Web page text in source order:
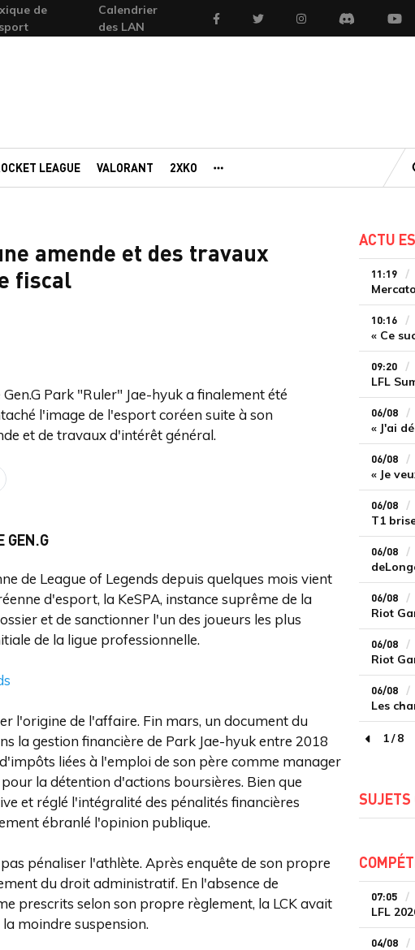
de
Calendrier
des LAN
FacebookTwitter InstagramDiscord
LEAGUE VALORANT 2XKO
amende et des travaux
fiscal
Park "Ruler" Jae-hyuk a finalement été
l'image de l'esport coréen suite à son
et de travaux d'intérêt général.
GEN.G
de League of Legends depuis quelques mois vient
d'esport, la KeSPA, instance suprême de la
et de sanctionner l'un des joueurs les plus
de la ligue professionnelle.
l'origine de l'affaire. Fin mars, un document du
la gestion financière de Park Jae-hyuk entre 2018
liées à l'emploi de son père comme manager
la détention d'actions boursières. Bien que
et réglé l'intégralité des pénalités financières
ébranlé l'opinion publique.
pénaliser l'athlète. Après enquête de son propre
du droit administratif. En l'absence de
prescrits selon son propre règlement, la LCK avait
moindre suspension.
ACTU
11:19
10:16
09:20
06/08
06/08
06/08
06/08
06/08
06/08
06/08
page
1/8
SUJETS
07:05
LFL
04/08